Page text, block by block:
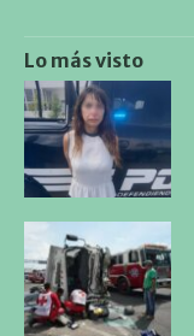
Lo más visto